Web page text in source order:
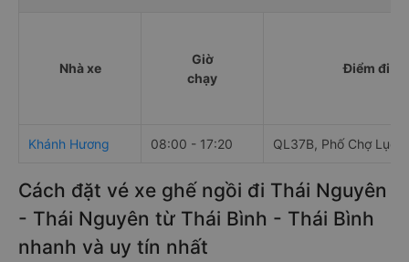
Nhà xe
Giờ
chạy
Điểm đi
Khánh Hương 08:00 - 17:20 QL37B, Phố Chợ Lục,
Cách đặt vé xe ghế ngồi đi Thái Nguyên
- Thái Nguyên từ Thái Bình - Thái Bình
nhanh và uy tín nhất